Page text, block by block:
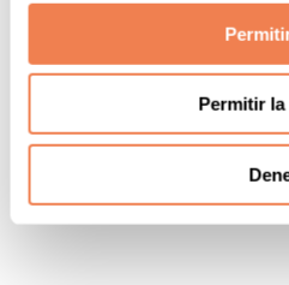
Permitir